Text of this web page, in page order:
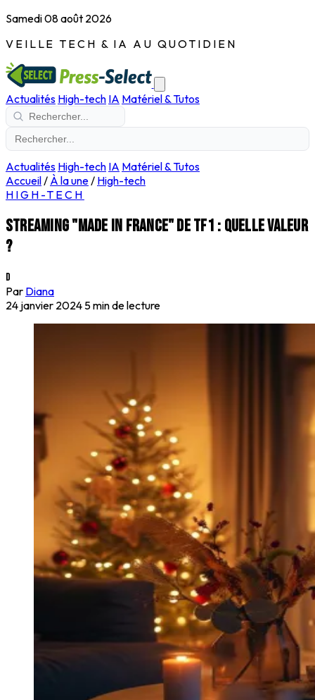
Samedi 08 août 2026
VEILLE TECH & IA AU QUOTIDIEN
Actualités High-tech IA Matériel & Tutos
Actualités High-tech IA Matériel & Tutos
Accueil/ À la une/ High-tech
HIGH-TECH
Streaming "made in France" de TF1 : quelle valeur
?
D
Par Diana
24 janvier 2024 5 min de lecture